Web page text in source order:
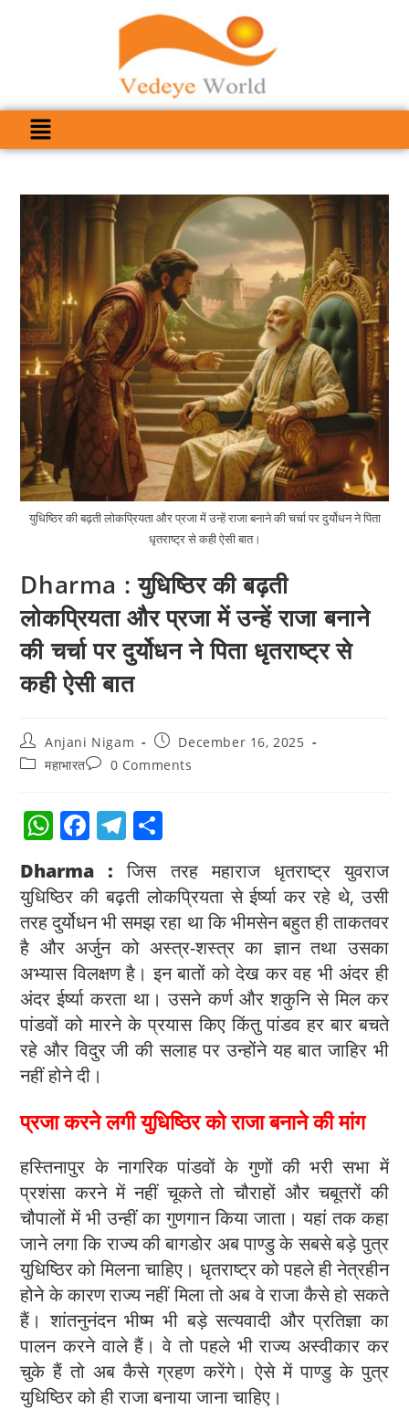
युधिष्ठिर की बढ़ती लोकप्रियता और प्रजा में उन्हें राजा बनाने की चर्चा पर दुर्योधन ने पिता
धृतराष्ट्र से कही ऐसी बात।
Dharma : युधिष्ठिर की बढ़ती
लोकप्रियता और प्रजा में उन्हें राजा बनाने
की चर्चा पर दुर्योधन ने पिता धृतराष्ट्र से
कही ऐसी बात
Anjani Nigam
December 16, 2025
महाभारत
0 Comments
W
at
s
A
p
p
F
c
e
b
o
o
k
T
el
e
gr
a
m
ar
e
Dharma :जिस तरह महाराज धृतराष्ट्र युवराज
युधिष्ठिर की बढ़ती लोकप्रियता से ईर्ष्या कर रहे थे, उसी
तरह दुर्योधन भी समझ रहा था कि भीमसेन बहुत ही ताकतवर
है और अर्जुन को अस्त्र-शस्त्र का ज्ञान तथा उसका
अभ्यास विलक्षण है। इन बातों को देख कर वह भी अंदर ही
अंदर ईर्ष्या करता था। उसने कर्ण और शकुनि से मिल कर
पांडवों को मारने के प्रयास किए किंतु पांडव हर बार बचते
रहे और विदुर जी की सलाह पर उन्होंने यह बात जाहिर भी
नहीं होने दी।
प्रजा करने लगी युधिष्ठिर को राजा बनाने की मांग
हस्तिनापुर के नागरिक पांडवों के गुणों की भरी सभा में
प्रशंसा करने में नहीं चूकते तो चौराहों और चबूतरों की
चौपालों में भी उन्हीं का गुणगान किया जाता। यहां तक कहा
जाने लगा कि राज्य की बागडोर अब पाण्डु के सबसे बड़े पुत्र
युधिष्ठिर को मिलना चाहिए। धृतराष्ट्र को पहले ही नेत्रहीन
होने के कारण राज्य नहीं मिला तो अब वे राजा कैसे हो सकते
हैं। शांतनुनंदन भीष्म भी बड़े सत्यवादी और प्रतिज्ञा का
पालन करने वाले हैं। वे तो पहले भी राज्य अस्वीकार कर
चुके हैं तो अब कैसे ग्रहण करेंगे। ऐसे में पाण्डु के पुत्र
युधिष्ठिर को ही राजा बनाया जाना चाहिए।